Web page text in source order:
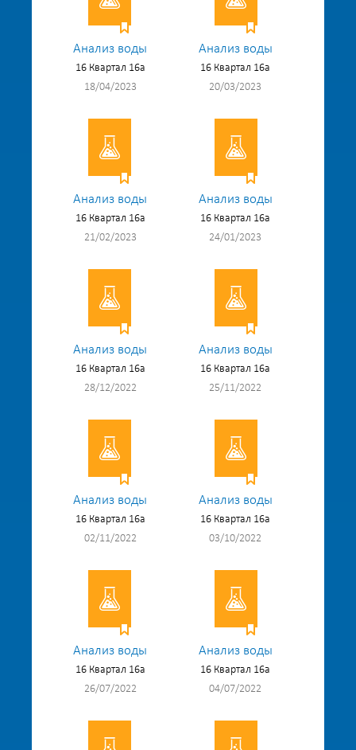
Анализ воды
16 Квартал 16а
18/04/2023
Анализ воды
16 Квартал 16а
20/03/2023
Анализ воды
16 Квартал 16а
21/02/2023
Анализ воды
16 Квартал 16а
24/01/2023
Анализ воды
16 Квартал 16а
28/12/2022
Анализ воды
16 Квартал 16а
25/11/2022
Анализ воды
16 Квартал 16а
02/11/2022
Анализ воды
16 Квартал 16а
03/10/2022
Анализ воды
16 Квартал 16а
26/07/2022
Анализ воды
16 Квартал 16а
04/07/2022